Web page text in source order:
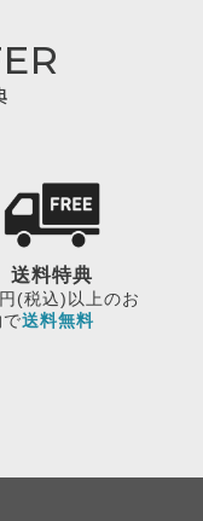
送料特典
(税込)以上のお
送料無料